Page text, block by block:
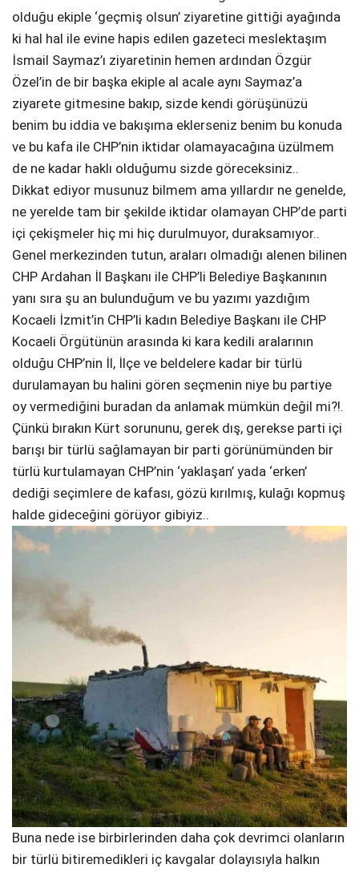
olduğu ekiple ‘geçmiş olsun’ ziyaretine gittiği ayağında
ki hal hal ile evine hapis edilen gazeteci meslektaşım
İsmail Saymaz’ı ziyaretinin hemen ardından Özgür
Özel’in de bir başka ekiple al acale aynı Saymaz’a
ziyarete gitmesine bakıp, sizde kendi görüşünüzü
benim bu iddia ve bakışıma eklerseniz benim bu konuda
ve bu kafa ile CHP’nin iktidar olamayacağına üzülmem
de ne kadar haklı olduğumu sizde göreceksiniz..
Dikkat ediyor musunuz bilmem ama yıllardır ne genelde,
ne yerelde tam bir şekilde iktidar olamayan CHP’de parti
içi çekişmeler hiç mi hiç durulmuyor, duraksamıyor..
Genel merkezinden tutun, araları olmadığı alenen bilinen
CHP Ardahan İl Başkanı ile CHP’li Belediye Başkanının
yanı sıra şu an bulunduğum ve bu yazımı yazdığım
Kocaeli İzmit’in CHP’li kadın Belediye Başkanı ile CHP
Kocaeli Örgütünün arasında ki kara kedili aralarının
olduğu CHP’nin İl, İlçe ve beldelere kadar bir türlü
durulamayan bu halini gören seçmenin niye bu partiye
oy vermediğini buradan da anlamak mümkün değil mi?!.
Çünkü bırakın Kürt sorununu, gerek dış, gerekse parti içi
barışı bir türlü sağlamayan bir parti görünümünden bir
türlü kurtulamayan CHP’nin ‘yaklaşan’ yada ‘erken’
dediği seçimlere de kafası, gözü kırılmış, kulağı kopmuş
halde gideceğini görüyor gibiyiz..
Buna nede ise birbirlerinden daha çok devrimci olanların
bir türlü bitiremedikleri iç kavgalar dolayısıyla halkın